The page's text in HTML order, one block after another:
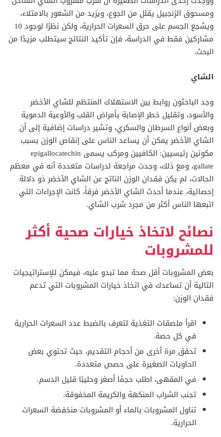
ومسحوق الزنجبيل يقلل من الجوع، ويزيد من الشعور بالامتلاء،
ويشجع الجسم على حرق السعرات الحرارية، ولكن نظرًا لوجود 10
مشاركين فقط في الدراسة، فإن تأكيد النتائج سيتطلب مزيدًا من
البحث.
الشاي
وجد الباحثون روابط بين الاستهلاك المنتظم للشاي الأخضر
والأسود، وتقليل خطر الإصابة بأمراض القلب والأوعية الدموية
وبعض أنواع السرطان والسكري، وتشير دراسات إضافية إلى أن
الشاي الأخضر يمكن أن يساعد الناس على إنقاص الوزن بسبب
مكونين رئيسيين: الكافيين ومركب يسمى epigallocatechin
gallate، ومع ذلك، وجدت مراجعة لدراسات متعددة أنه في معظم
الحالات، لم يكن فقدان الوزن الناتج عن الشاي الأخضر ذو دلالة
إحصائية، عندما أحدث الشاي الأخضر فرقاً، كانت الإجراءات التي
اتبعها الناس أكثر من مجرد شرب الشاي.
نصائح لاتخاذ خيارات صحية أكثر
للمشروبات
بعض المشروبات أقل صحة مما تبدو عليه، فيمكن للإستراتيجيات
التالية أن تساعدك في اتخاذ خيارات المشروبات التي تدعم
فقدان الوزن:
اقرأ ملصقات التغذية لتعرف بالضبط عدد السعرات الحرارية
في كل حصة.
تحقق مرة أخرى من أحجام التقديم، حيث تحتوي بعض
الحاويات الصغيرة على حصص متعددة.
في المقهى، اطلب حجمًا أصغر وحليبًا قليل الدسم.
تجنب الشراب المنكهة والكريمة المخفوقة.
تناول المشروبات بالماء أو المشروبات منخفضة السعرات
الحرارية.